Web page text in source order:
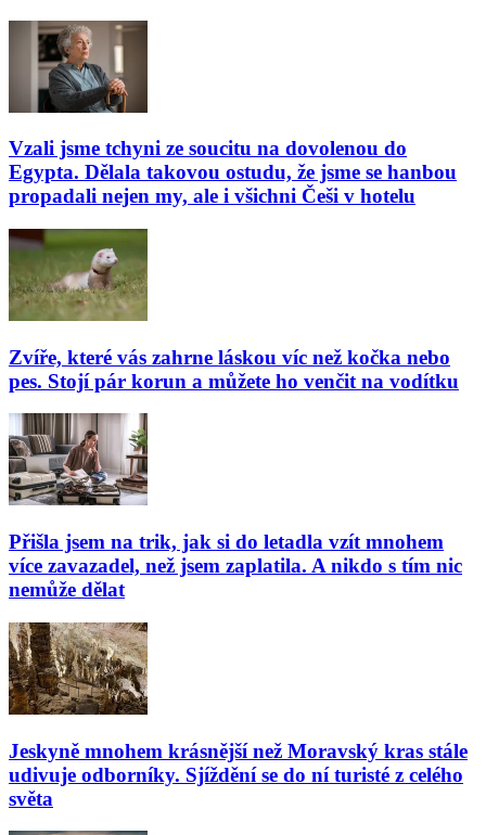
Vzali jsme tchyni ze soucitu na dovolenou do
Egypta. Dělala takovou ostudu, že jsme se hanbou
propadali nejen my, ale i všichni Češi v hotelu
Zvíře, které vás zahrne láskou víc než kočka nebo
pes. Stojí pár korun a můžete ho venčit na vodítku
Přišla jsem na trik, jak si do letadla vzít mnohem
více zavazadel, než jsem zaplatila. A nikdo s tím nic
nemůže dělat
Jeskyně mnohem krásnější než Moravský kras stále
udivuje odborníky. Sjíždění se do ní turisté z celého
světa